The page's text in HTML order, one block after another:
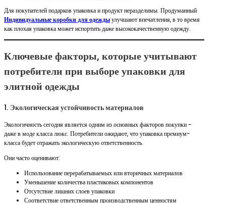
Для покупателей подарков упаковка и продукт неразделимы. Продуманный
Индивидуальные коробки для одеждыулучшают впечатления, в то время
как плохая упаковка может испортить даже высококачественную одежду.
Ключевые факторы, которые учитывают
потребители при выборе упаковки для
элитной одежды
1. Экологическая устойчивость материалов
Экологичность сегодня является одним из основных факторов покупки -
даже в моде класса люкс. Потребители ожидают, что упаковка премиум-
класса будет отражать экологическую ответственность.
Они часто оценивают:
Использование перерабатываемых или вторичных материалов
Уменьшение количества пластиковых компонентов
Отсутствие лишних слоев упаковки
Соответствие ответственным производственным ценностям